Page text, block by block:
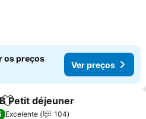
os preços
Ver preços
Adicionar aos favoritos
Petit déjeuner
Excelente
104